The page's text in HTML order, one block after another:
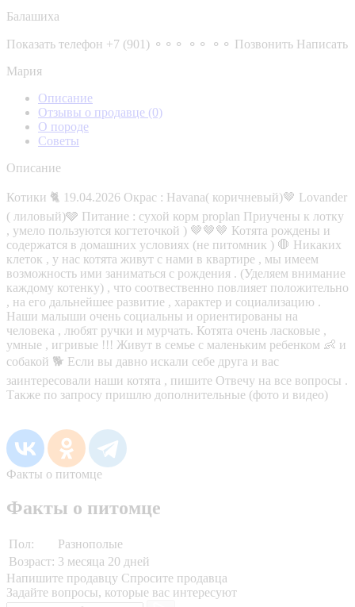
Балашиха
Показать телефон +7 (901) ⚬⚬⚬ ⚬⚬ ⚬⚬ Позвонить Написать
Мария
Описание
Отзывы о продавце (0)
О породе
Советы
Описание
Котики 🐈 19.04.2026 Окрас : Havana( коричневый)🤎 Lovander
( лиловый)🩶 Питание : сухой корм proplan Приучены к лотку
, умело пользуются когтеточкой ) 🤎🤎🤎 Котята рождены и
содержатся в домашних условиях (не питомник ) 🛑 Никаких
клеток , у нас котята живут с нами в квартире , мы имеем
возможность ими заниматься с рождения . (Уделяем внимание
каждому котенку) , что соотвественно повлияет положительно
, на его дальнейшее развитие , характер и социализацию .
Наши малыши очень социальны и ориентированы на
человека , любят ручки и мурчать. Котята очень ласковые ,
умные , игривые !!! Живут в семье с маленьким ребенком 👶 и
собакой 🐕 Если вы давно искали себе друга и вас
заинтересовали наши котята , пишите Отвечу на все вопросы .
Также по запросу пришлю дополнительные (фото и видео)
Факты о питомце
Факты о питомце
Пол:
Разнополые
Возраст: 3 месяца 20 дней
Напишите продавцу Спросите продавца
Задайте вопросы, которые вас интересуют